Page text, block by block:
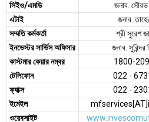
সিইও/এমডি
জনাব. সৌরভ
এটাই
জনাব.
সম্মতি কর্মকর্তা
শ্রী সুরেশ
ইনভেস্টর সার্ভিস অফিসার
জনাব. সুরিন্দর
কাস্টমার কেয়ার নম্বর
1800-
টেলিফোন
022 -
ফ্যাক্স
022 -
ইমেইল
ওয়েবসাইট